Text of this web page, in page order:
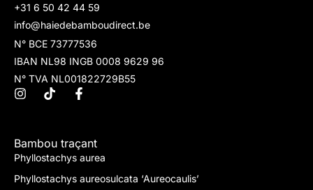
+31 6 50 42 44 59
info@haiedebamboudirect.be
N° BCE 73777536
IBAN NL98 INGB 0008 9629 96
N° TVA NL001822729B55
Bambou traçant
Phyllostachys aurea
Phyllostachys aureosulcata ‘Aureocaulis’